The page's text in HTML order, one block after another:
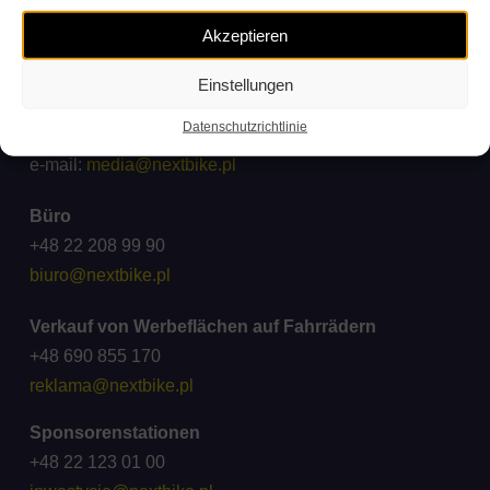
Akzeptieren
Einstellungen
Datenschutzrichtlinie
ck@wroclawskirower.pl
Kooperation: +48 696 003 711
e-mail: media@nextbike.pl
Büro
+48 22 208 99 90
biuro@nextbike.pl
Verkauf von Werbeflächen auf Fahrrädern
+48 690 855 170
reklama@nextbike.pl
Sponsorenstationen
+48 22 123 01 00